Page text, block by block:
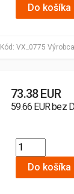
Kód: VX_0775
Do košíka
73.38 EUR
59.66 EUR bez
Do košíka